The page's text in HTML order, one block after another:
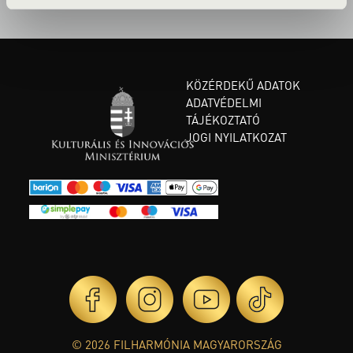
KÖZÉRDEKŰ ADATOK
ADATVÉDELMI
TÁJÉKOZTATÓ
JOGI NYILATKOZAT
© 2026 FILHARMÓNIA MAGYARORSZÁG